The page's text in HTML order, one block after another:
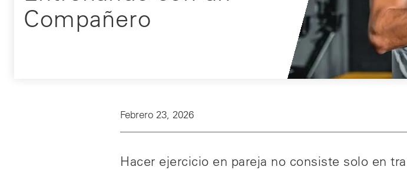
Compañero
Febrero 23, 2026
Hacer ejercicio en pareja no consiste solo en